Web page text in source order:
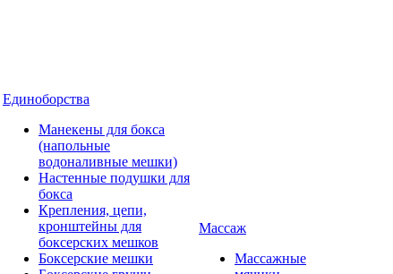
Единоборства
Манекены для бокса
(напольные
водоналивные мешки)
Настенные подушки для
бокса
Крепления, цепи,
кронштейны для
боксерских мешков
Боксерские мешки
Массаж
Массажные